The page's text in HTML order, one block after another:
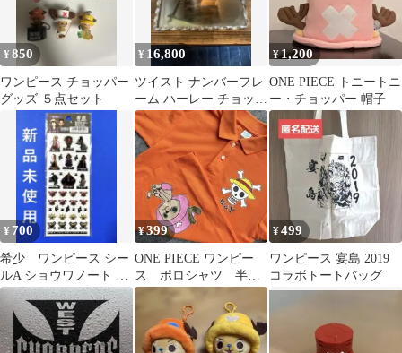
¥850
ワンピース チョッパー
グッズ ５点セット
¥ 16,800
ツイスト ナンバーフレ
ーム ハーレー チョッパ
ー chopper 70s
¥1,200
ONE PIECE トニートニ
ー・チョッパー 帽子
¥ 700
希少 ワンピース シー
ルA ショウワノート ス
テッカー 新品未使用
品
¥399
ONE PIECE ワンピー
ス ポロシャツ 半
袖 チョッパー メン
¥499
ワンピース 宴島 2019
コラボトートバッグ